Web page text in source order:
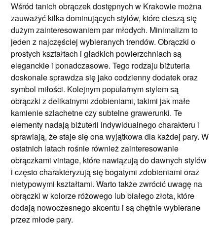
Wśród tanich obrączek dostępnych w Krakowie można
zauważyć kilka dominujących stylów, które cieszą się
dużym zainteresowaniem par młodych. Minimalizm to
jeden z najczęściej wybieranych trendów. Obrączki o
prostych kształtach i gładkich powierzchniach są
eleganckie i ponadczasowe. Tego rodzaju biżuteria
doskonale sprawdza się jako codzienny dodatek oraz
symbol miłości. Kolejnym popularnym stylem są
obrączki z delikatnymi zdobieniami, takimi jak małe
kamienie szlachetne czy subtelne grawerunki. Te
elementy nadają biżuterii indywidualnego charakteru i
sprawiają, że staje się ona wyjątkowa dla każdej pary. W
ostatnich latach rośnie również zainteresowanie
obrączkami vintage, które nawiązują do dawnych stylów
i często charakteryzują się bogatymi zdobieniami oraz
nietypowymi kształtami. Warto także zwrócić uwagę na
obrączki w kolorze różowego lub białego złota, które
dodają nowoczesnego akcentu i są chętnie wybierane
przez młode pary.